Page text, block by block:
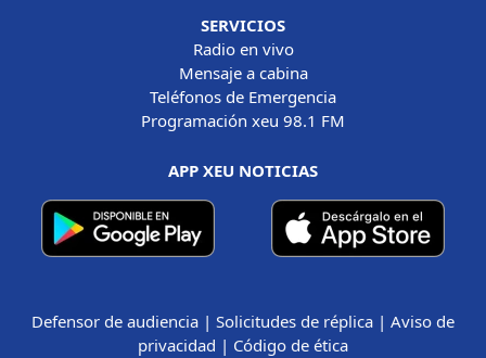
SERVICIOS
Radio en vivo
Mensaje a cabina
Teléfonos de Emergencia
Programación xeu 98.1 FM
APP XEU NOTICIAS
Defensor de audiencia | Solicitudes de réplica | Aviso de
privacidad | Código de ética